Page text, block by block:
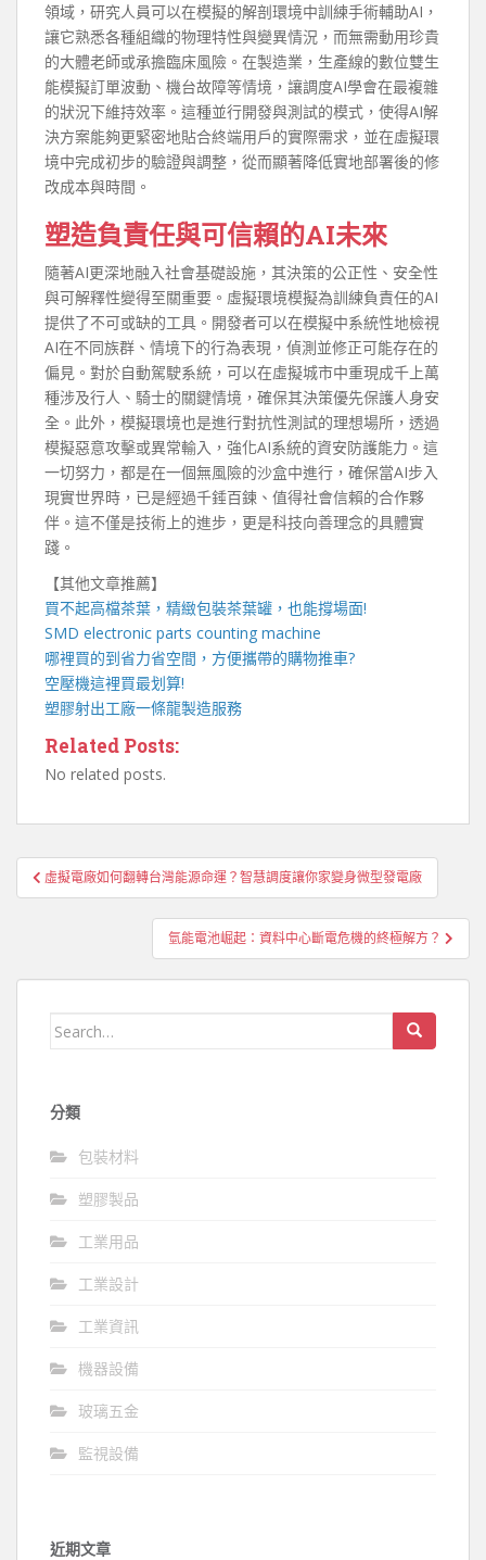
領域，研究人員可以在模擬的解剖環境中訓練手術輔助AI，
讓它熟悉各種組織的物理特性與變異情況，而無需動用珍貴
的大體老師或承擔臨床風險。在製造業，生產線的數位雙生
能模擬訂單波動、機台故障等情境，讓調度AI學會在最複雜
的狀況下維持效率。這種並行開發與測試的模式，使得AI解
決方案能夠更緊密地貼合終端用戶的實際需求，並在虛擬環
境中完成初步的驗證與調整，從而顯著降低實地部署後的修
改成本與時間。
塑造負責任與可信賴的AI未來
隨著AI更深地融入社會基礎設施，其決策的公正性、安全性
與可解釋性變得至關重要。虛擬環境模擬為訓練負責任的AI
提供了不可或缺的工具。開發者可以在模擬中系統性地檢視
AI在不同族群、情境下的行為表現，偵測並修正可能存在的
偏見。對於自動駕駛系統，可以在虛擬城市中重現成千上萬
種涉及行人、騎士的關鍵情境，確保其決策優先保護人身安
全。此外，模擬環境也是進行對抗性測試的理想場所，透過
模擬惡意攻擊或異常輸入，強化AI系統的資安防護能力。這
一切努力，都是在一個無風險的沙盒中進行，確保當AI步入
現實世界時，已是經過千錘百鍊、值得社會信賴的合作夥
伴。這不僅是技術上的進步，更是科技向善理念的具體實
踐。
【其他文章推薦】
買不起高檔茶葉，精緻包裝茶葉罐 ，也能撐場面!
SMD electronic parts counting machine
哪裡買的到省力省空間，方便攜帶的購物推車?
空壓機這裡買最划算!
塑膠射出工廠一條龍製造服務
Related Posts:
No related posts.
文
章
虛擬電廠如何翻轉台灣能源命運？智慧調度讓你家變身微型發電廠
氫能電池崛起：資料中心斷電危機的終極解方？
Search
分類
包裝材料
塑膠製品
工業用品
工業設計
工業資訊
機器設備
玻璃五金
監視設備
近期文章